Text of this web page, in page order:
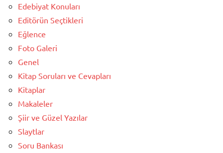
Edebiyat Konuları
Editörün Seçtikleri
Eğlence
Foto Galeri
Genel
Kitap Soruları ve Cevapları
Kitaplar
Makaleler
Şiir ve Güzel Yazılar
Slaytlar
Soru Bankası